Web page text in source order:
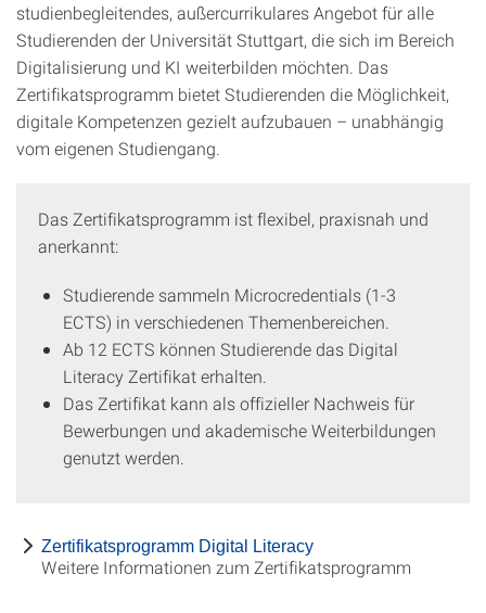
studienbegleitendes, außercurrikulares Angebot für alle
Studierenden der Universität Stuttgart, die sich im Bereich
Digitalisierung und KI weiterbilden möchten. Das
Zertifikatsprogramm bietet Studierenden die Möglichkeit,
digitale Kompetenzen gezielt aufzubauen – unabhängig
vom eigenen Studiengang.
Das Zertifikatsprogramm ist flexibel, praxisnah und
anerkannt:
Studierende sammeln Microcredentials (1-3
ECTS) in verschiedenen Themenbereichen.
Ab 12 ECTS können Studierende das Digital
Literacy Zertifikat erhalten.
Das Zertifikat kann als offizieller Nachweis für
Bewerbungen und akademische Weiterbildungen
genutzt werden.
Zertifikatsprogramm Digital Literacy
Weitere Informationen zum Zertifikatsprogramm